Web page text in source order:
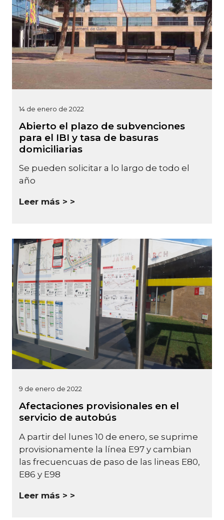
14 de enero de 2022
Abierto el plazo de subvenciones
para el IBI y tasa de basuras
domiciliarias
Se pueden solicitar a lo largo de todo el
año
Leer más >
9 de enero de 2022
Afectaciones provisionales en el
servicio de autobús
A partir del lunes 10 de enero, se suprime
provisionamente la línea E97 y cambian
las frecuencuas de paso de las lineas E80,
E86 y E98
Leer más >